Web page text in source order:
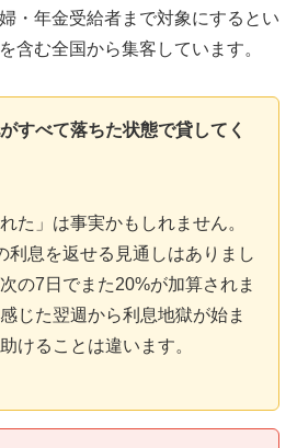
・年金受給者まで対象にするとい
含む全国から集客しています。
すべて落ちた状態で貸してく
た」は事実かもしれません。
利息を返せる見通しはありまし
の7日でまた20%が加算されま
じた翌週から利息地獄が始ま
けることは違います。